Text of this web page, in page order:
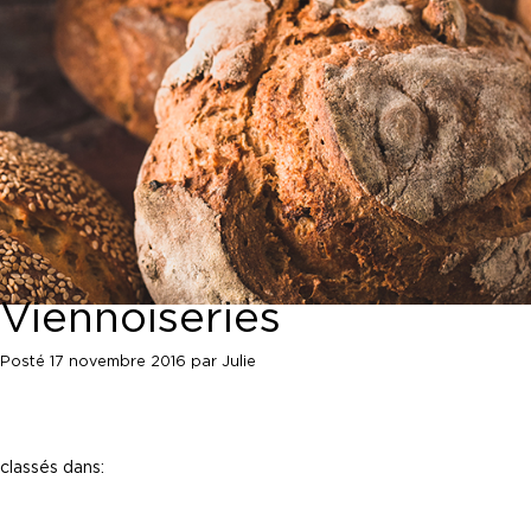
Viennoiseries
Posté 17 novembre 2016 par Julie
classés dans: